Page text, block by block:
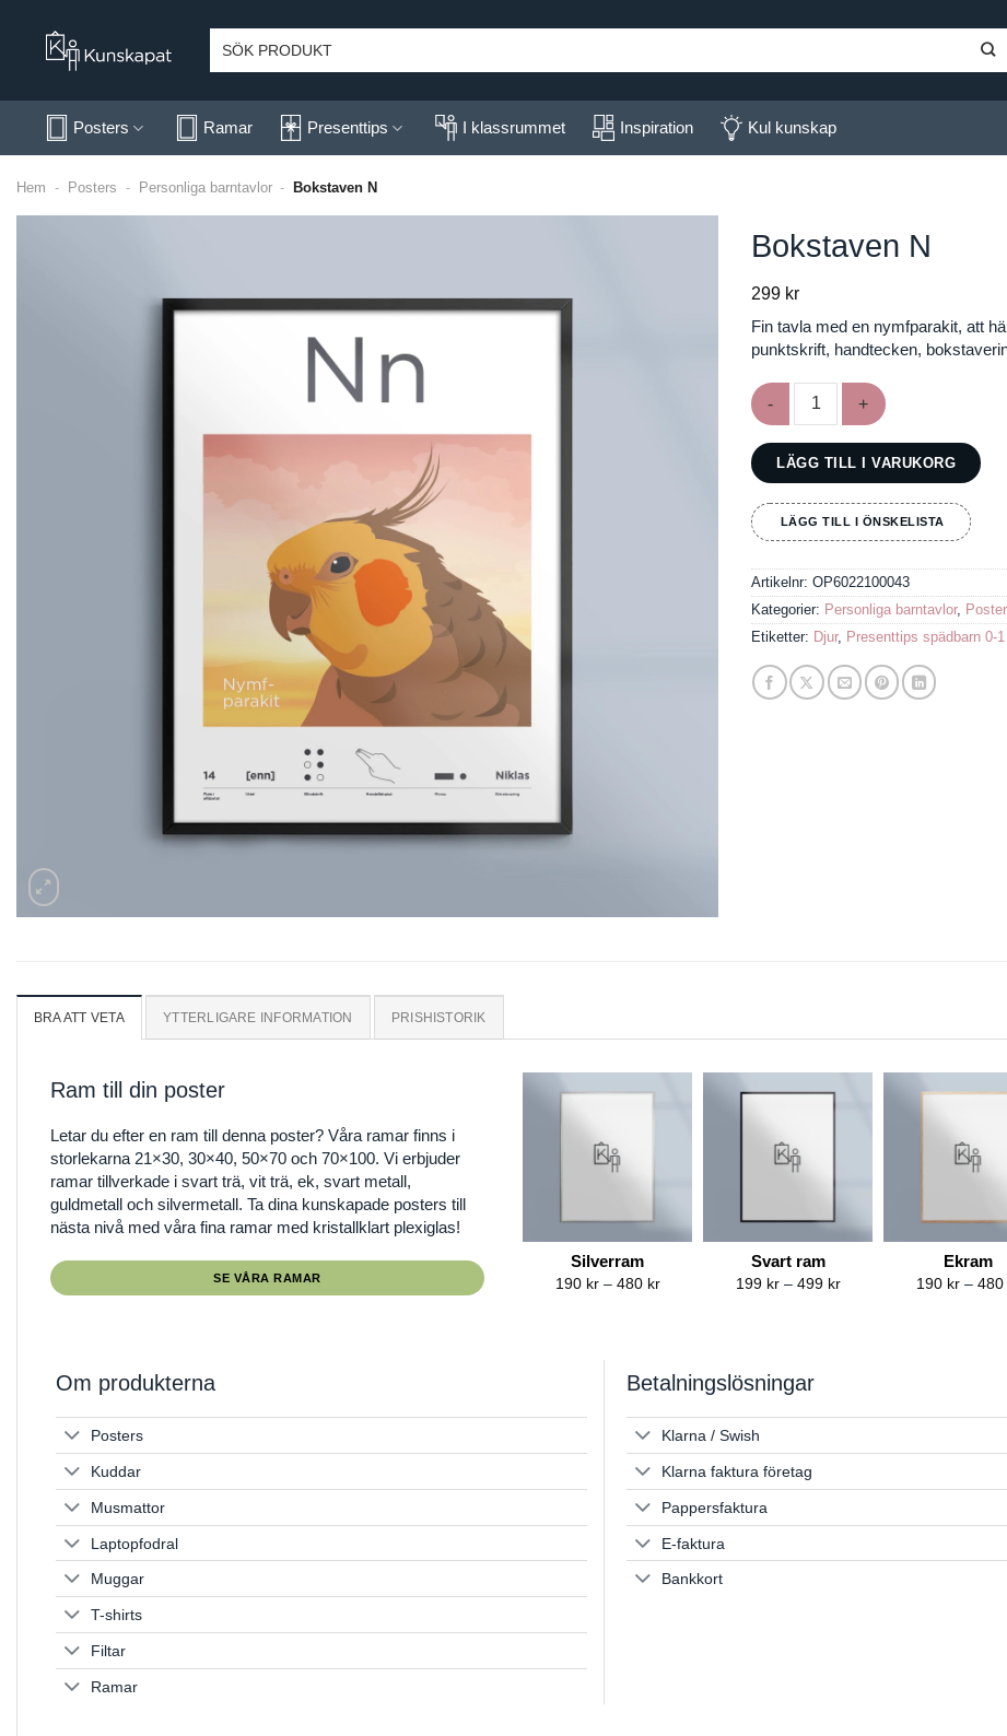
Posters Ramar Presenttips I klassrummet Inspiration Kul kunskap
Hem - Posters - Personliga barntavlor - Bokstaven N
Bokstaven N
299 kr
Fin tavla med en nymfparakit, att
punktskrift, handtecken,
LÄGG TILL I VARUKORG
LÄGG TILL I ÖNSKELISTA
Artikelnr: OP6022100043
Kategorier: Personliga barntavlor,
Etiketter: Djur, Presenttips spädbarn 0-1
BRA ATT VETA YTTERLIGARE INFORMATION PRISHISTORIK
Ram till din poster
Letar du efter en ram till denna poster? Våra ramar finns i
storlekarna 21×30, 30×40, 50×70 och 70×100. Vi erbjuder
ramar tillverkade i svart trä, vit trä, ek, svart metall,
guldmetall och silvermetall. Ta dina kunskapade posters till
nästa nivå med våra fina ramar med kristallklart plexiglas!
SE VÅRA RAMAR
Silverram
190 kr – 480 krPrice
Svart ram
199 kr – 499 krPrice
Ekram
190 kr – 480
Om produkterna
Posters
Kuddar
Musmattor
Laptopfodral
Muggar
T-shirts
Filtar
Ramar
Betalningslösningar
Klarna / Swish
Klarna faktura företag
Pappersfaktura
E-faktura
Bankkort